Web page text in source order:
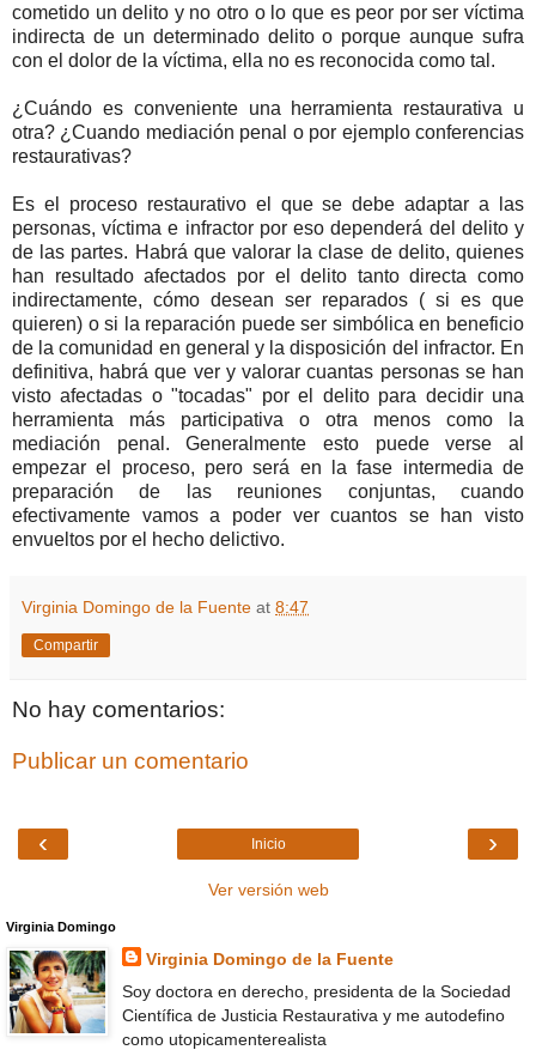
cometido un delito y no otro o lo que es peor por ser víctima
indirecta de un determinado delito o porque aunque sufra
con el dolor de la víctima, ella no es reconocida como tal.
¿Cuándo es conveniente una herramienta restaurativa u
otra? ¿Cuando mediación penal o por ejemplo conferencias
restaurativas?
Es el proceso restaurativo el que se debe adaptar a las
personas, víctima e infractor por eso dependerá del delito y
de las partes. Habrá que valorar la clase de delito, quienes
han resultado afectados por el delito tanto directa como
indirectamente, cómo desean ser reparados ( si es que
quieren) o si la reparación puede ser simbólica en beneficio
de la comunidad en general y la disposición del infractor. En
definitiva, habrá que ver y valorar cuantas personas se han
visto afectadas o "tocadas" por el delito para decidir una
herramienta más participativa o otra menos como la
mediación penal. Generalmente esto puede verse al
empezar el proceso, pero será en la fase intermedia de
preparación de las reuniones conjuntas, cuando
efectivamente vamos a poder ver cuantos se han visto
envueltos por el hecho delictivo.
Virginia Domingo de la Fuente at 8:47
Compartir
No hay comentarios:
Publicar un comentario
‹ ›
Inicio
Ver versión web
Virginia Domingo
Virginia Domingo de la Fuente
Soy doctora en derecho, presidenta de la Sociedad
Científica de Justicia Restaurativa y me autodefino
como utopicamenterealista